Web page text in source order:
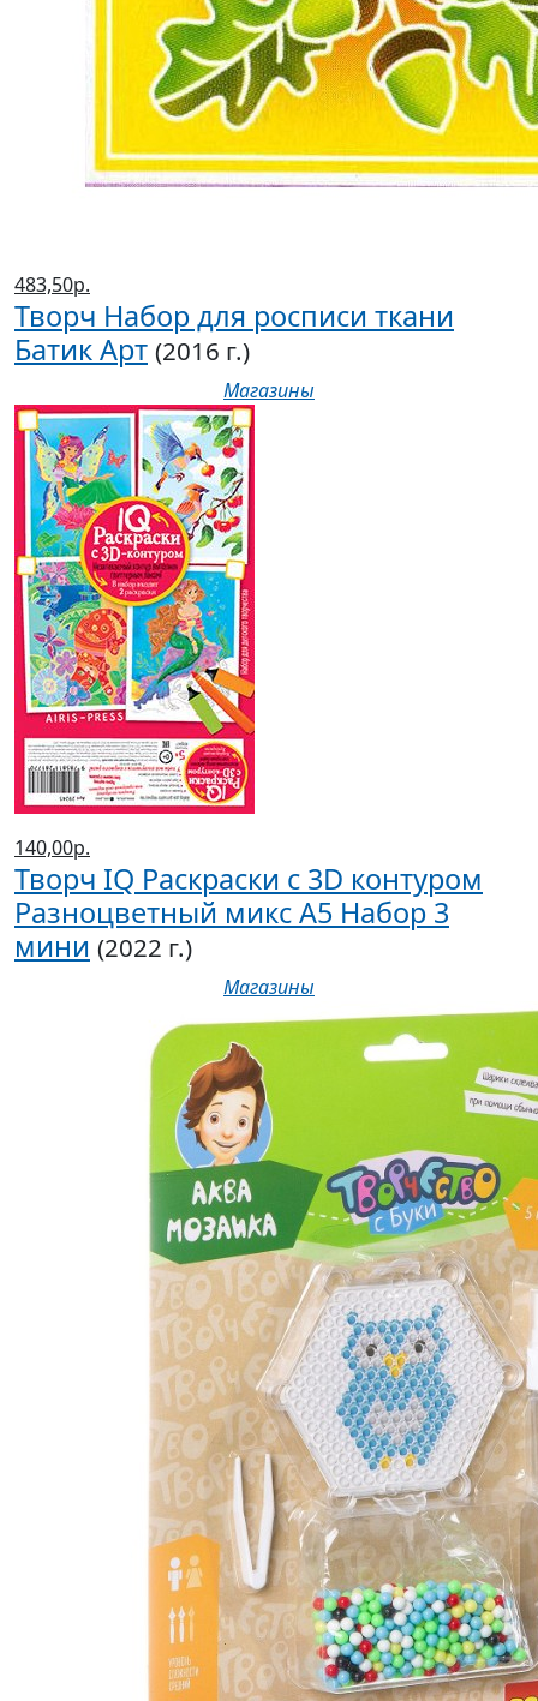
483,50р.
Творч Набор для росписи ткани
Батик Арт (2016 г.)
Магазины
140,00р.
Творч IQ Раскраски с 3D контуром
Разноцветный микс А5 Набор 3
мини (2022 г.)
Магазины